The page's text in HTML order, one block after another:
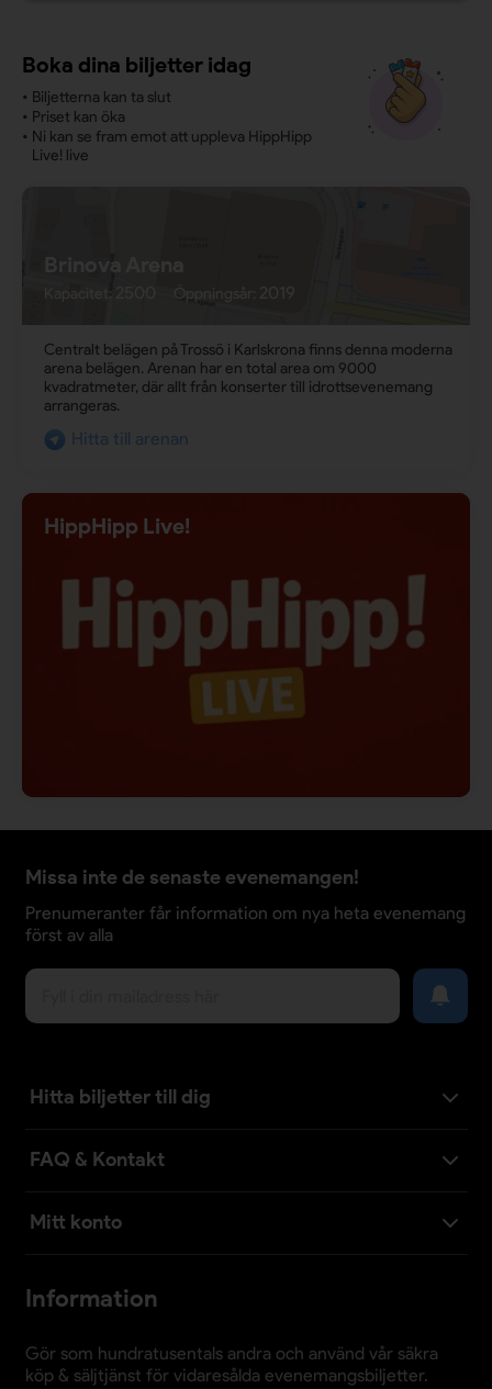
Boka dina biljetter idag
• Biljetterna kan ta slut
• Priset kan öka
• Ni kan se fram emot att uppleva HippHipp
Live! live
Brinova Arena
Kapacitet: Öppningsår:
Centralt belägen på Trossö i Karlskrona finns denna moderna
arena belägen. Arenan har en total area om 9000
kvadratmeter, där allt från konserter till idrottsevenemang
arrangeras.
Hitta till arenan
HippHipp Live!
Missa inte de senaste evenemangen!
Prenumeranter får information om nya heta evenemang
först av alla
Hitta biljetter till dig
FAQ & Kontakt
Mitt konto
Information
Gör som hundratusentals andra och använd vår säkra
köp & säljtjänst för vidaresålda evenemangsbiljetter.